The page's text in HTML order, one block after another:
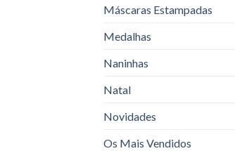
Máscaras Estampadas
Medalhas
Naninhas
Natal
Novidades
Os Mais Vendidos